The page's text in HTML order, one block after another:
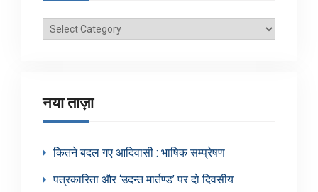
ब्लॉग
नया ताज़ा
कितने बदल गए आदिवासी : भाषिक सम्प्रेषण
पत्रकारिता और ‘उदन्त मार्तण्ड’ पर दो दिवसीय